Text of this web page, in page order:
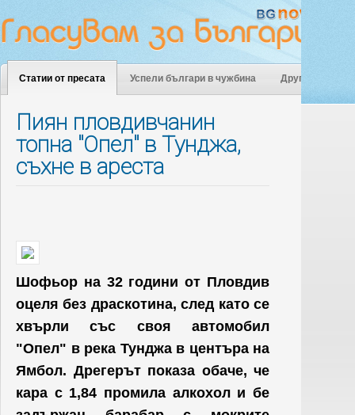
Статии от пресата Успели българи в чужбина Други
Пиян пловдивчанин
топна "Опел" в Тунджа,
съхне в ареста
Шофьор на 32 години от Пловдив
оцеля без драскотина, след като се
хвърли със своя автомобил
"Опел" в река Тунджа в центъра на
Ямбол. Дрегерът показа обаче, че
кара с 1,84 промила алкохол и бе